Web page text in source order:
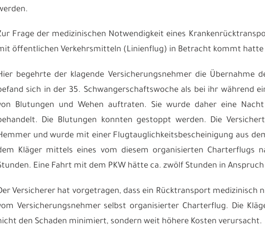
Frage der medizinischen Notwendigkeit eines
öffentlichen Verkehrsmitteln (Linienflug) in Betracht kommt hatte
begehrte der klagende Versicherungsnehmer die Übernahme
sich in der 35. Schwangerschaftswoche als bei ihr während
Blutungen und Wehen auftraten. Sie wurde daher eine
Die Blutungen konnten gestoppt werden. Die
und wurde mit einer Flugtauglichkeitsbescheinigung aus
Kläger mittels eines vom diesem organisierten Charterflugs
Eine Fahrt mit dem PKW hätte ca. zwölf Stunden in
Versicherer hat vorgetragen, dass ein Rücktransport medizinisch
Versicherungsnehmer selbst organisierter Charterflug. Die
den Schaden minimiert, sondern weit höhere Kosten verursacht.